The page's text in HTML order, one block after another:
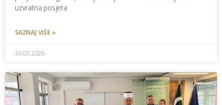
uzvratna posjeta
SAZNAJ VIŠE »
30.03.2026.